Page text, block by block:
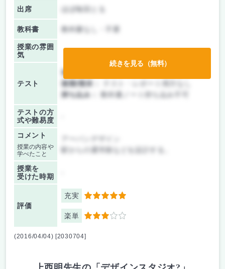
出席 ほぼ毎回とる
教科書 教科書なし・不要
授業の雰囲
気
テスト
前期/中間：
後期/期末：
持ち込み：
教科書ノート持ち込み不可
テストの方
式や難易度
コメント
授業の内容や
学べたこと
授業を
受けた時期
評価
充実 5
楽単 3
続きを見る（無料）
(2016/04/04) [2030704]